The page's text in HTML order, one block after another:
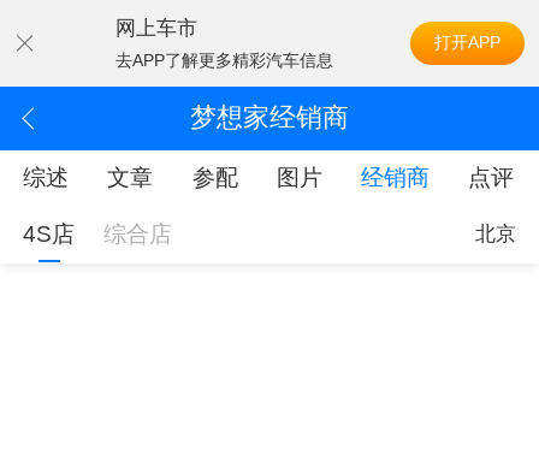
网上车市
去APP了解更多精彩汽车信息
打开APP
梦想家经销商
综述 文章 参配 图片 经销商 点评
4S店 综合店 北京